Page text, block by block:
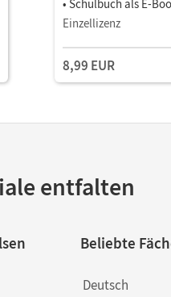
• Schulbuch als E-
Einzellizenz
8,99 EUR
entfalten
Beliebte
Deutsch